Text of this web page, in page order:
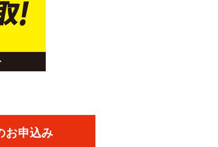
お申込み